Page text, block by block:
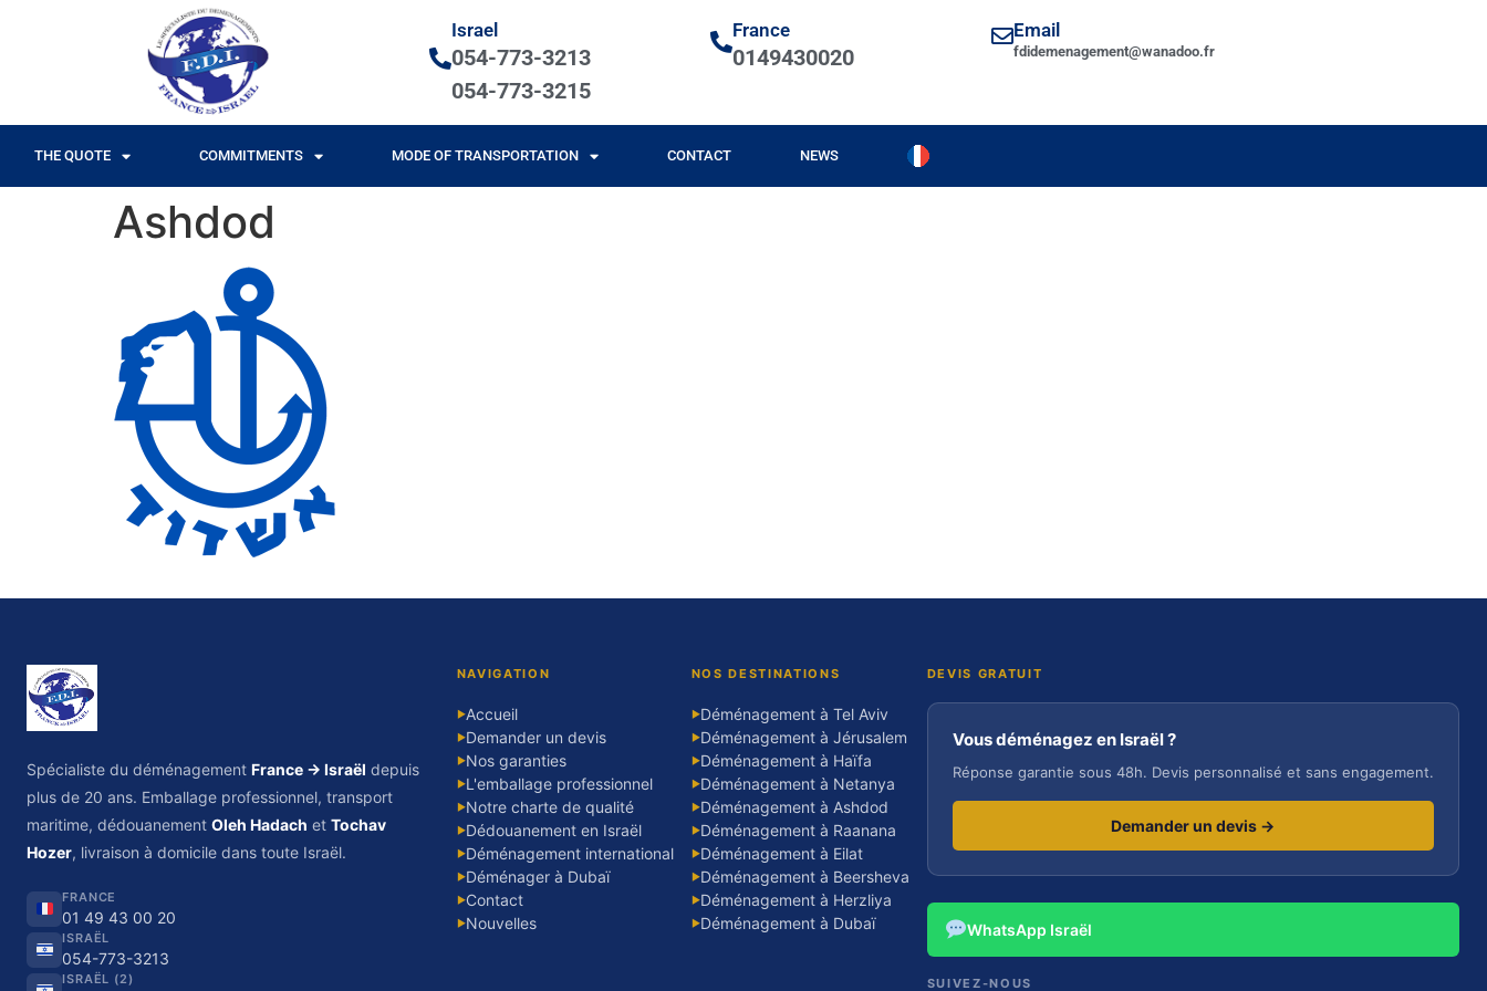
Israel
054-773-3213
054-773-3215
France
0149430020
Email
fdidemenagement@wanadoo.fr
THE QUOTE COMMITMENTS MODE OF TRANSPORTATION CONTACT NEWS
Ashdod
Spécialiste du déménagement France → Israël depuis
plus de 20 ans. Emballage professionnel, transport
maritime, dédouanement Oleh Hadach et Tochav
Hozer, livraison à domicile dans toute Israël.
FRANCE
01 49 43 00 20
ISRAËL
054-773-3213
ISRAËL (2)
NAVIGATION
▶Accueil
▶Demander un devis
▶Nos garanties
▶L'emballage professionnel
▶Notre charte de qualité
▶Dédouanement en Israël
▶Déménagement international
▶Déménager à Dubaï
▶Contact
▶Nouvelles
NOS DESTINATIONS
▶Déménagement à Tel Aviv
▶Déménagement à Jérusalem
▶Déménagement à Haïfa
▶Déménagement à Netanya
▶Déménagement à Ashdod
▶Déménagement à Raanana
▶Déménagement à Eilat
▶Déménagement à Beersheva
▶Déménagement à Herzliya
▶Déménagement à Dubaï
DEVIS GRATUIT
Vous déménagez en Israël ?
Réponse garantie sous 48h. Devis personnalisé et sans engagement.
Demander un devis →
WhatsApp Israël
SUIVEZ-NOUS